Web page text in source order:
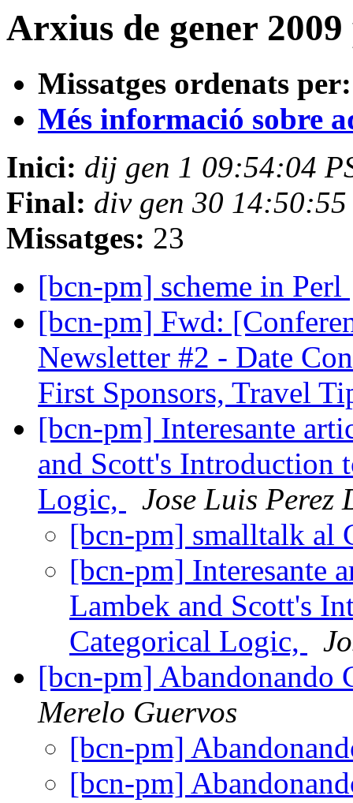
Arxius de gener
Missatges ordenats per:
Més informació sobre
Inici: dij gen 1 09:54:04
Final: div gen 30 14:50:55
Missatges: 23
[bcn-pm] scheme in Perl
[bcn-pm] Fwd:
Newsletter #2 - Date
First Sponsors, Travel
[bcn-pm] Interesante
and Scott's Introduction
Logic,
Jose Luis Perez
[bcn-pm] smalltalk al
[bcn-pm] Interesante
Lambek and Scott's
Categorical Logic,
[bcn-pm]
Merelo Guervos
[bcn-pm]
[bcn-pm]